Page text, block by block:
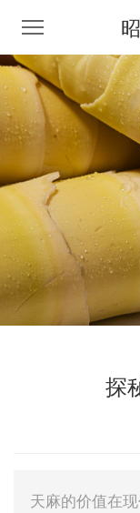
探
天麻的价值在